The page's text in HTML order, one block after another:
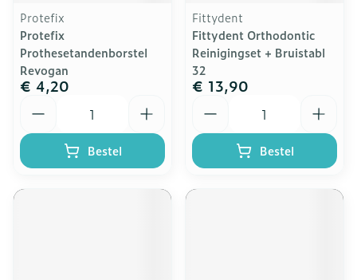
Protefix
Protefix
Prothesetandenborstel
Revogan
€ 4,20
Bestel
Fittydent
Fittydent Orthodontic
Reinigingset + Bruistabl
32
€ 13,90
Bestel